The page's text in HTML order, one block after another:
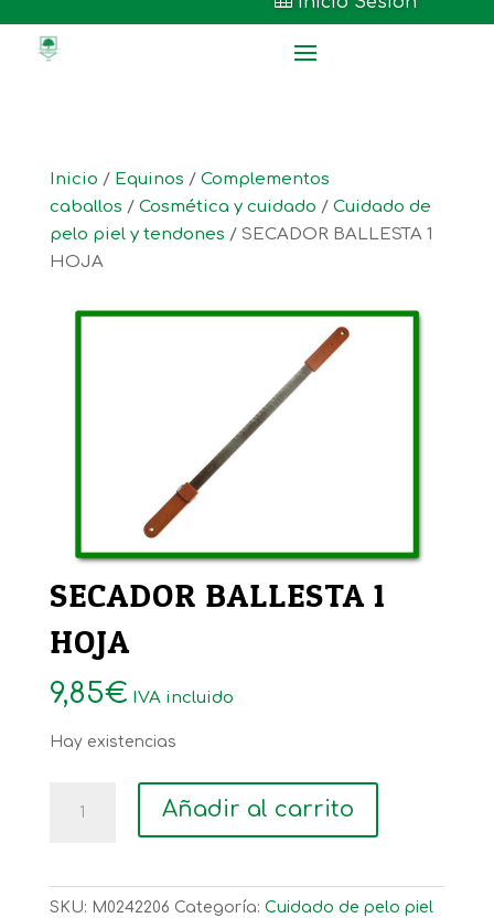
Inicio / Equinos / Complementos
caballos / Cosmética y cuidado / Cuidado de
pelo piel y tendones / SECADOR BALLESTA 1
HOJA
SECADOR BALLESTA 1
HOJA
9,85€ IVA incluido
Hay existencias
BALLESTA
cantidad
Añadir al carrito
SKU: M0242206 Categoría: Cuidado de pelo piel